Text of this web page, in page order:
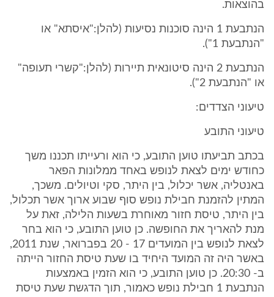
בהוצאות.
הנתבעת 1 הינה סוכנות נסיעות (להלן:"איסתא" או
"הנתבעת 1").
הנתבעת 2 הינה סיטונאית תיירות (להלן:"קשרי תעופה"
או "הנתבעת 2").
טיעוני הצדדים:
טיעוני התובע
בכתב תביעתו טוען התובע, כי הוא ורעייתו תכננו משך
כחודש ימים לצאת לנופש באחד ממלונות הפאר
באנטליה, אשר יכלול, בין היתר, סקי וטיולים. משכך,
המתין להזמנת חבילת נופש סוף שבוע ארוך אשר תכלול,
בין היתר, טיסת חזור מאוחרת בשעות הלילה, זאת על
מנת להאריך את החופשה. כן טוען התובע, כי הוא בחר
לצאת לנופש בין המועדים 17 - 20 בפברואר, שנת 2011,
באשר היה זה המועד היחיד בו שעת טיסת החזור הייתה
ב- 20:30. כן טוען התובע, כי הוא הזמין באמצעות
הנתבעת 1 חבילת נופש כאמור, תוך הדגשת שעת טיסת